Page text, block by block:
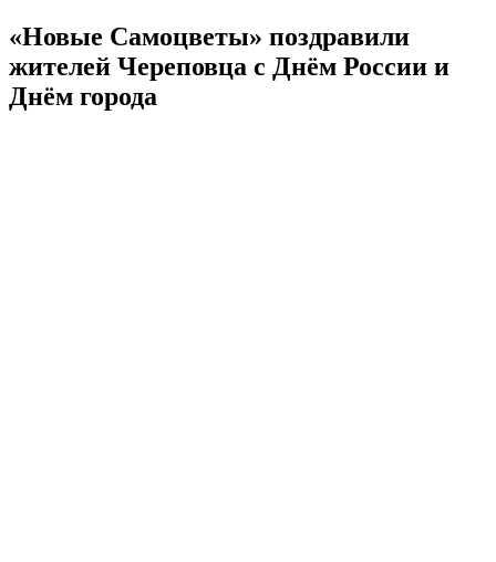
«Новые Самоцветы» поздравили
жителей Череповца с Днём России и
Днём города